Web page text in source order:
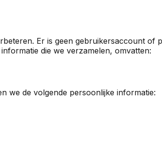
Er is geen gebruikersaccount
die we verzamelen, omvatten:
we de volgende persoonlijke informatie: